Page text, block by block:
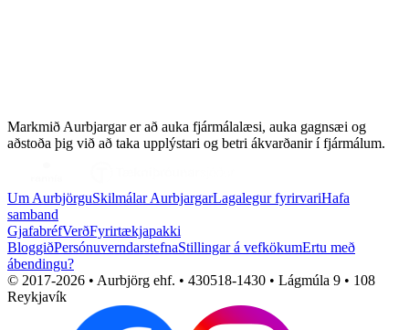
Markmið Aurbjargar er að auka fjármálalæsi, auka gagnsæi og
aðstoða þig við að taka upplýstari og betri ákvarðanir í fjármálum.
Um AurbjörguSkilmálar AurbjargarLagalegur fyrirvariHafa
samband
GjafabréfVerðFyrirtækjapakki
BloggiðPersónuverndarstefnaStillingar á vefkökumErtu með
ábendingu?
© 2017-2026 • Aurbjörg ehf. • 430518-1430 • Lágmúla 9 • 108
Reykjavík